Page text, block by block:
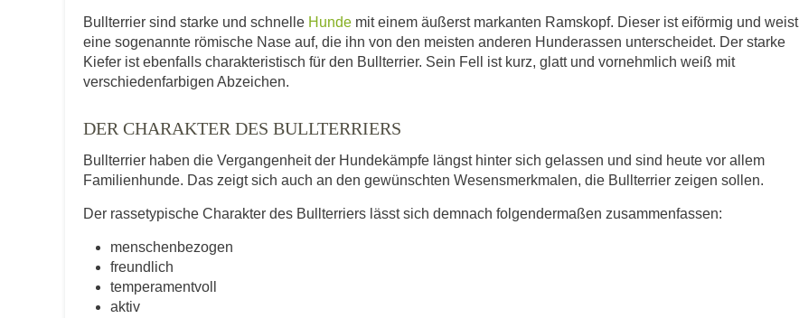
Bullterrier sind starke und schnelle Hunde mit einem äußerst markanten Ramskopf. Dieser ist eiförmig und weist
eine sogenannte römische Nase auf, die ihn von den meisten anderen Hunderassen unterscheidet. Der starke
Kiefer ist ebenfalls charakteristisch für den Bullterrier. Sein Fell ist kurz, glatt und vornehmlich weiß mit
verschiedenfarbigen Abzeichen.
DER CHARAKTER DES BULLTERRIERS
Bullterrier haben die Vergangenheit der Hundekämpfe längst hinter sich gelassen und sind heute vor allem
Familienhunde. Das zeigt sich auch an den gewünschten Wesensmerkmalen, die Bullterrier zeigen sollen.
Der rassetypische Charakter des Bullterriers lässt sich demnach folgendermaßen zusammenfassen:
menschenbezogen
freundlich
temperamentvoll
aktiv